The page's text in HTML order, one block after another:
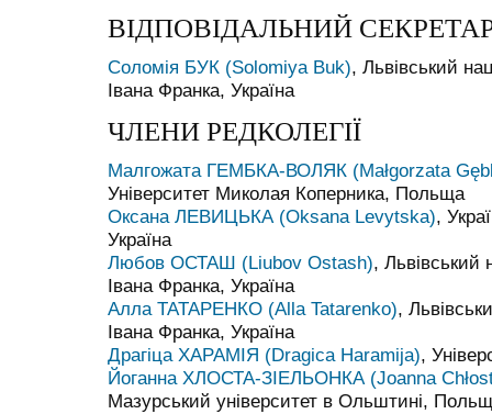
ВІДПОВІДАЛЬНИЙ
Соломія БУК (Solomiya Buk), Львівський
Івана Франка, Україна
ЧЛЕНИ РЕДКОЛЕГІЇ
Малгожата ГЕМБКА-ВОЛЯК (Małgorzata
Університет Миколая Коперника, Польща
Оксана ЛЕВИЦЬКА (Oksana Levytska),
Україна
Любов ОСТАШ (Liubov Ostash), Львівський
Івана Франка, Україна
Алла ТАТАРЕНКО (Alla Tatarenko),
Івана Франка, Україна
Драгіца ХАРАМІЯ (Dragica Haramija),
Йоганна ХЛОСТА-ЗІЕЛЬОНКА (Joanna
Мазурський університет в Ольштині,